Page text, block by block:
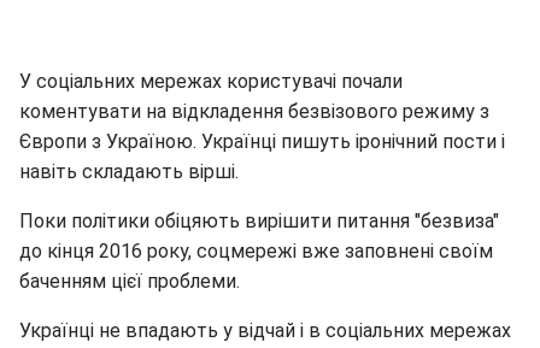
У соціальних мережах користувачі почали
коментувати на відкладення безвізового режиму з
Європи з Україною. Українці пишуть іронічний пости і
навіть складають вірші.
Поки політики обіцяють вирішити питання "безвиза"
до кінця 2016 року, соцмережі вже заповнені своїм
баченням цієї проблеми.
Українці не впадають у відчай і в соціальних мережах